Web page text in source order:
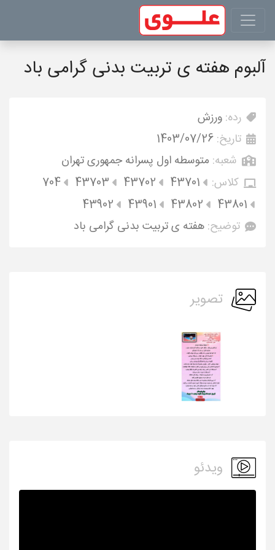
آلبوم هفته ی تربیت بدنی گرامی باد
رده: ورزش
تاریخ: 1403/07/26
شعبه: متوسطه اول پسرانه جمهوری تهران
کلاس:
43701
43702
43703
704
43801
43802
43901
43902
توضیح: هفته ی تربیت بدنی گرامی باد
تصویر
ویدئو